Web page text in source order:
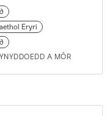
Eryri
A MÔR